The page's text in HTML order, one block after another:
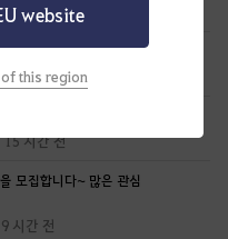
website
this region
14 시간 전
14 시간 전
15 시간 전
모집합니다~ 많은 관심
시간 전